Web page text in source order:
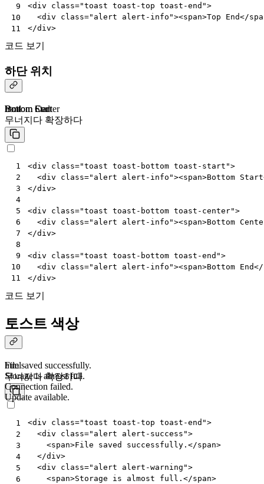
9
10
11
<div class="toast toast-top toast-end">
<div class="alert alert-info"><span>Top End</
</div>
코드 보기
하단 위치
Bottom Start
Bottom Center
Bottom End
html
무너지다 확장하다
1
2
3
4
5
6
7
8
9
10
11
<div class="toast toast-bottom toast-start">
<div class="alert alert-info"><span>Bottom Start
</div>
<div class="toast toast-bottom toast-center">
<div class="alert alert-info"><span>Bottom
</div>
<div class="toast toast-bottom toast-end">
<div class="alert alert-info"><span>Bottom End</
</div>
코드 보기
토스트 색상
File saved successfully.
Storage is almost full.
Connection failed.
Update available.
html
무너지다 확장하다
1
2
3
4
5
6
<div class="toast toast-top toast-end">
<div class="alert alert-success">
<span>File saved successfully. </span>
</div>
<div class="alert alert-warning">
<span>Storage is almost full. </span>